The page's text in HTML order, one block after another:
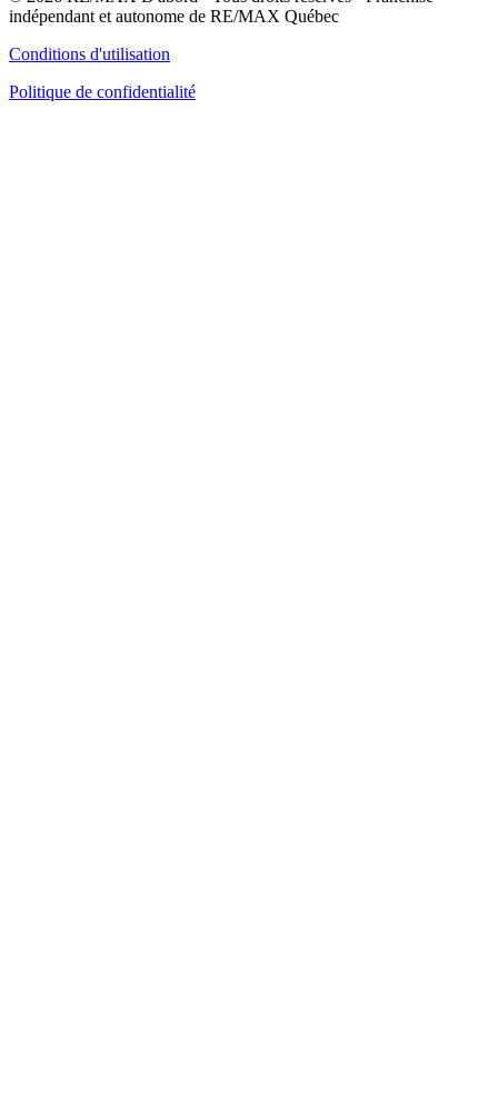
indépendant et autonome de RE/MAX Québec
Conditions d'utilisation
Politique de confidentialité